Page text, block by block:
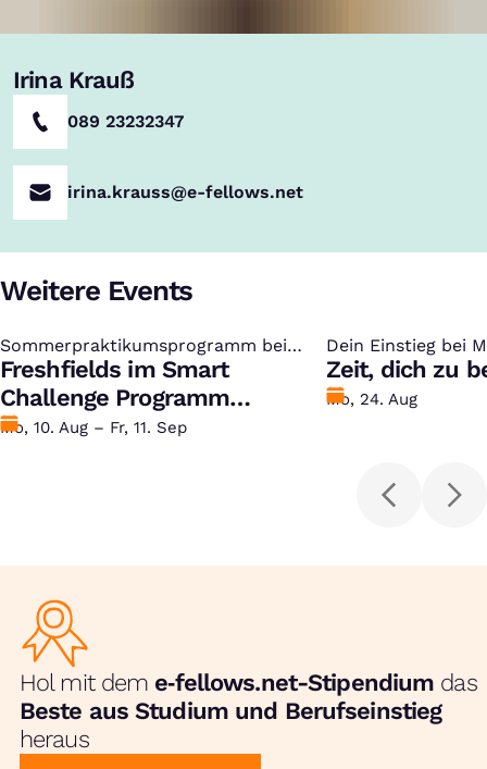
Irina Krauß
089 23232347
irina.krauss@e-fellows.net
Weitere Events
Sommerpraktikumsprogramm bei
Freshfields
:
Freshfields im Smart
Challenge Programm
kennenlernen
Datum
Mo, 10. Aug – Fr, 11. Sep
Dein Einstieg bei
:
Zeit, dich zu
Bewerben
Mo, 24. Aug
Hol mit dem e‑fellows.net-Stipendium das
Beste aus Studium und Berufseinstieg
heraus